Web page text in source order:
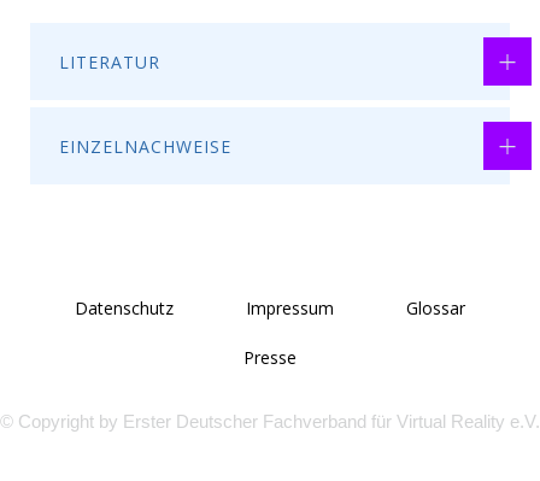
LITERATUR
EINZELNACHWEISE
Datenschutz Impressum Glossar
Presse
© Copyright by Erster Deutscher Fachverband für Virtual Reality e.V.